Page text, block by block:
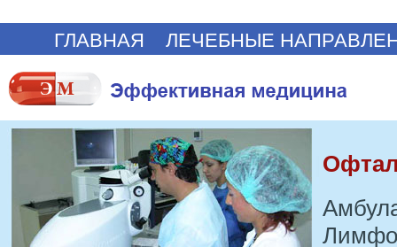
ГЛАВНАЯ ЛЕЧЕБНЫЕ